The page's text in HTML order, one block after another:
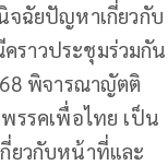
จฉัยปัญหาเกี่ยวกับ
ราวประชุมร่วมกัน
พิจารณาญัตติ
รรคเพื่อไทย เป็น
ยวกับหน้าที่และ